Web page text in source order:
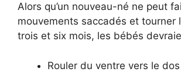
Alors qu’un nouveau-né ne peut
mouvements saccadés et tourner
trois et six mois, les bébés
Rouler du ventre vers le dos